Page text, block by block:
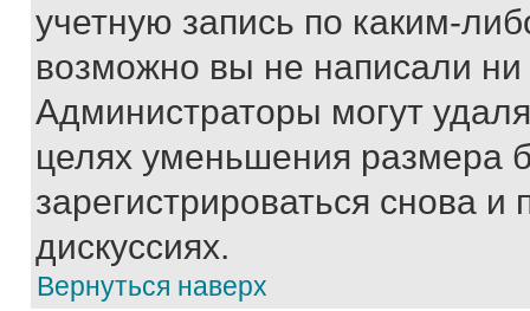
учетную запись по каким-
возможно вы не написали
Администраторы могут
целях уменьшения размера
зарегистрироваться снова и
дискуссиях.
Вернуться наверх